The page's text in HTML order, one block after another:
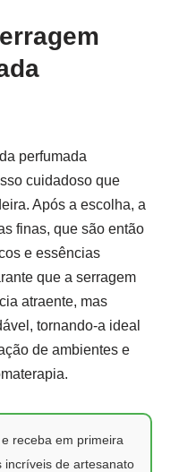
perfumada
cuidadoso que
Após a escolha, a
finas, que são então
e essências
que a serragem
atraente, mas
tornando-a ideal
de ambientes e
receba em primeira
incríveis de artesanato